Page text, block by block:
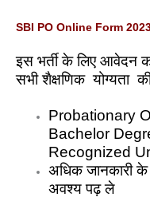
SBI PO Online Form
इस भर्ती के लिए आवेदन
सभी शैक्षणिक योग्यता
Probationary
Bachelor
Recognized
अधिक जानकारी
अवश्य पढ़ ले